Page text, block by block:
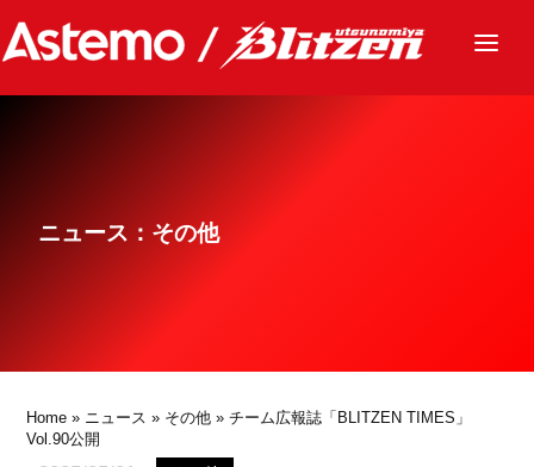
ニュース
グッズ
ニュース：その他
Home » ニュース » その他 » チーム広報誌「BLITZEN TIMES」
Vol.90公開